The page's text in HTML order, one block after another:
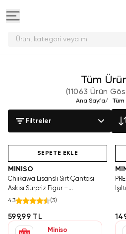
Ürün, kateg
Tüm
(11063 Ürün
Ana Sayfa/ Tüm
Filtreler
SEPETE EKLE
MINISO
Chiikawa Lisanslı Sırt Çantası
Askısı Sürpriz Figür –
Koleksiyonluk Blind Box
4.3 (3)
599,99 TL
Miniso